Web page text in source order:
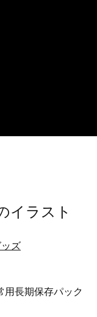
イラスト
ズ
用長期保存パック